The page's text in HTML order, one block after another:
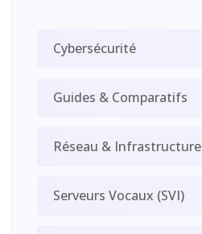
Cybersécurité
Guides & Comparatifs
Réseau & Infrastructure
Serveurs Vocaux (SVI)